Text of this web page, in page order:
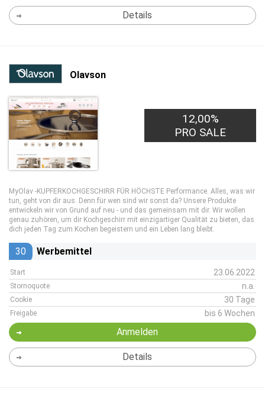
Details
Olavson
12,00%
PRO SALE
MyOlav -KUPFERKOCHGESCHIRR FÜR HÖCHSTE Performance. Alles, was wir
tun, geht von dir aus. Denn für wen sind wir sonst da? Unsere Produkte
entwickeln wir von Grund auf neu - und das gemeinsam mit dir. Wir wollen
genau zuhören, um dir Kochgeschirr mit einzigartiger Qualität zu bieten, das
dich jeden Tag zum Kochen begeistern und ein Leben lang bleibt.
30 Werbemittel
Start 23.06.2022
Stornoquote n.a.
Cookie 30 Tage
Freigabe bis 6 Wochen
Anmelden
Details